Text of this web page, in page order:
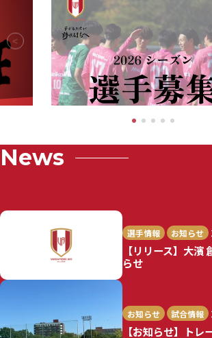
News
選手情報 お知らせ
【リリース】大濱
らせ
お知らせ 試合情報
【お知らせ】ト